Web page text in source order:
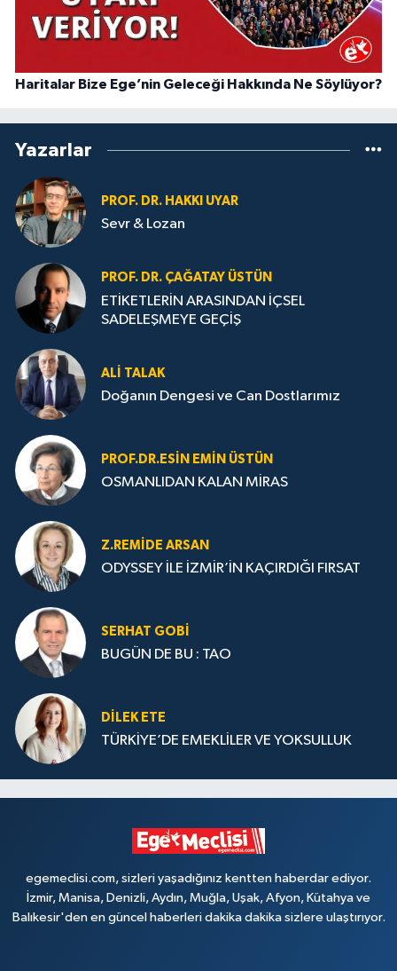
Haritalar Bize Ege’nin Geleceği Hakkında Ne Söylüyor?
Yazarlar
PROF. DR. HAKKI UYAR
Sevr & Lozan
PROF. DR. ÇAĞATAY ÜSTÜN
ETİKETLERİN ARASINDAN İÇSEL
SADELEŞMEYE GEÇİŞ
ALI TALAK
Doğanın Dengesi ve Can Dostlarımız
PROF.DR.ESIN EMIN ÜSTÜN
OSMANLIDAN KALAN MİRAS
Z.REMIDE ARSAN
ODYSSEY İLE İZMİR’İN KAÇIRDIĞI FIRSAT
SERHAT GOBİ
BUGÜN DE BU : TAO
DILEK ETE
TÜRKİYE’DE EMEKLİLER VE YOKSULLUK
egemeclisi.com, sizleri yaşadığınız kentten haberdar ediyor.
İzmir, Manisa, Denizli, Aydın, Muğla, Uşak, Afyon, Kütahya ve
Balıkesir'den en güncel haberleri dakika dakika sizlere ulaştırıyor.